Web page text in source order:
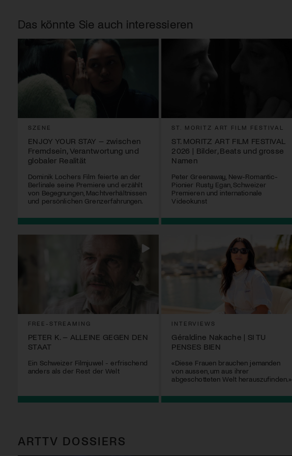
Das könnte Sie auch interessieren
SZENE
ENJOY YOUR STAY – zwischen
Fremdsein, Verantwortung und
globaler Realität
Dominik Lochers Film feierte an der
Berlinale seine Premiere und erzählt
von Begegnungen, Machtverhältnissen
und persönlichen Grenzerfahrungen.
ST. MORITZ ART FILM FESTIVAL
ST. MORITZ ART FILM FESTIVAL
2026 | Bilder, Beats und grosse
Namen
Peter Greenaway, New-Romantic-
Pionier Rusty Egan, Schweizer
Premieren und internationale
Videokunst
FREE-STREAMING
PETER K. – ALLEINE GEGEN DEN
STAAT
Ein Schweizer Filmjuwel - erfrischend
anders als der Rest der Welt
INTERVIEWS
Géraldine Nakache | SI TU
PENSES BIEN
«Diese Frauen brauchen jemanden
von aussen, um aus ihrer
abgeschotteten Welt herauszufinden.»
ARTTV DOSSIERS